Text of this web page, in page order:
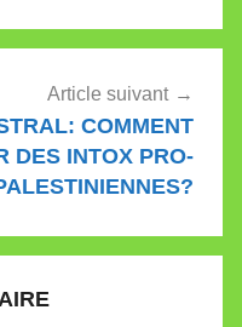
Article suivant
COMMENT
DES INTOX PRO-